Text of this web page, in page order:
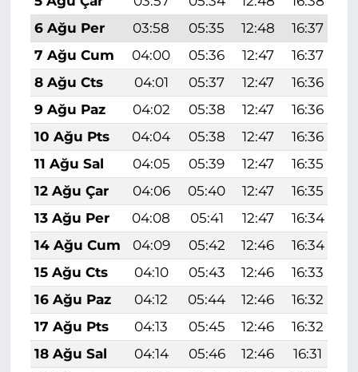
6 Ağu Per
03:58 05:35 12:48 16:37
7 Ağu Cum
04:00 05:36 12:47 16:37
8 Ağu Cts
04:01 05:37 12:47 16:36
9 Ağu Paz
04:02 05:38 12:47 16:36
10 Ağu Pts
04:04 05:38 12:47 16:36
11 Ağu Sal
04:05 05:39 12:47 16:35
12 Ağu Çar
04:06 05:40 12:47 16:35
13 Ağu Per
04:08 05:41 12:47 16:34
14 Ağu Cum
04:09 05:42 12:46 16:34
15 Ağu Cts
04:10 05:43 12:46 16:33
16 Ağu Paz
04:12 05:44 12:46 16:32
17 Ağu Pts
04:13 05:45 12:46 16:32
18 Ağu Sal
04:14 05:46 12:46 16:31